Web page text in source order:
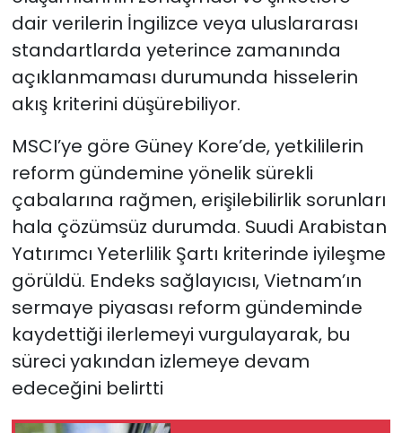
dair verilerin İngilizce veya uluslararası
standartlarda yeterince zamanında
açıklanmaması durumunda hisselerin
akış kriterini düşürebiliyor.
MSCI’ye göre Güney Kore’de, yetkililerin
reform gündemine yönelik sürekli
çabalarına rağmen, erişilebilirlik sorunları
hala çözümsüz durumda. Suudi Arabistan
Yatırımcı Yeterlilik Şartı kriterinde iyileşme
görüldü. Endeks sağlayıcısı, Vietnam’ın
sermaye piyasası reform gündeminde
kaydettiği ilerlemeyi vurgulayarak, bu
süreci yakından izlemeye devam
edeceğini belirtti